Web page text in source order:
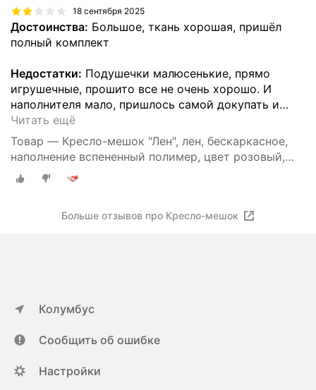
18 сентября 2025
Достоинства: Большое, ткань хорошая, пришёл
полный комплект
Недостатки: Подушечки малюсенькие, прямо
игрушечные, прошито все не очень хорошо. И
наполнителя мало, пришлось самой докупать и…
Читать ещё
Товар — Кресло-мешок "Лен", лен, бескаркасное,
наполнение вспененный полимер, цвет розовый,
размер XXXXL
Больше отзывов про Кресло-мешок
Колумбус
Сообщить об ошибке
Настройки